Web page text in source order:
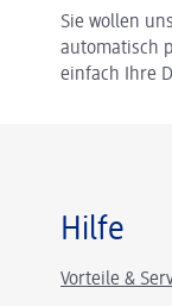
Sie wollen
automatisch
einfach Ihre
Hilfe
Vorteile &